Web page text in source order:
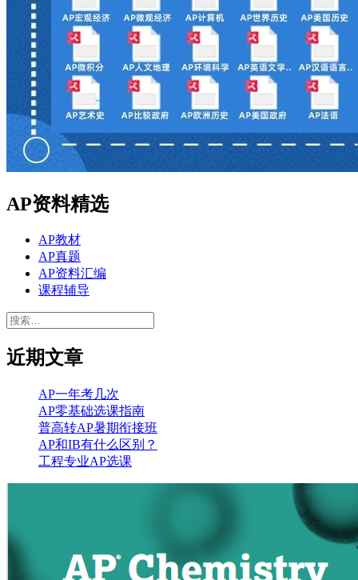
AP资料精选
AP教材
AP真题
AP资料汇编
课程辅导
搜
近期文章
AP一年考几次
AP零基础选课指南
普高转AP暑期衔接班
AP和IB有什么区别？
工程专业AP选课